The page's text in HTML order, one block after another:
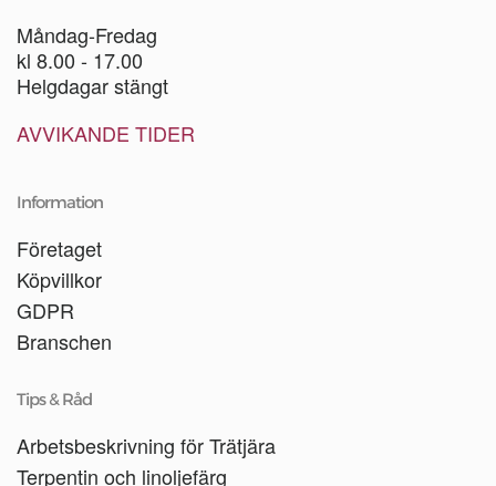
Måndag-Fredag
kl 8.00 - 17.00
Helgdagar stängt
AVVIKANDE TIDER
Information
Företaget
Köpvillkor
GDPR
Branschen
Tips & Råd
Arbetsbeskrivning för Trätjära
Terpentin och linoljefärg